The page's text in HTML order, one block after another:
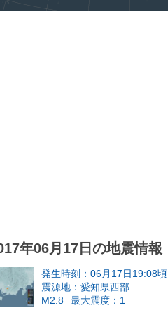
年06月17日の地震情報
発生時刻：06月17日19:08頃
震源地：愛知県西部
M2.8
最大震度：1